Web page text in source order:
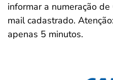
informar a numeração
mail cadastrado.
apenas 5 minutos.